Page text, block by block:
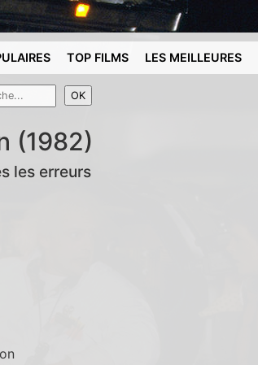
TOP FILMS LES MEILLEURES
(1982)
les erreurs